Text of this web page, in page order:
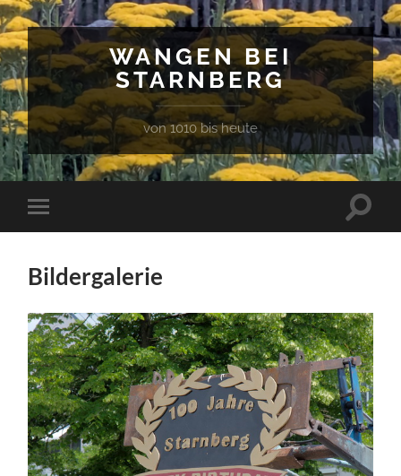
WANGEN BEI
STARNBERG
von 1010 bis heute
Mobile-
Menü
Bildergalerie